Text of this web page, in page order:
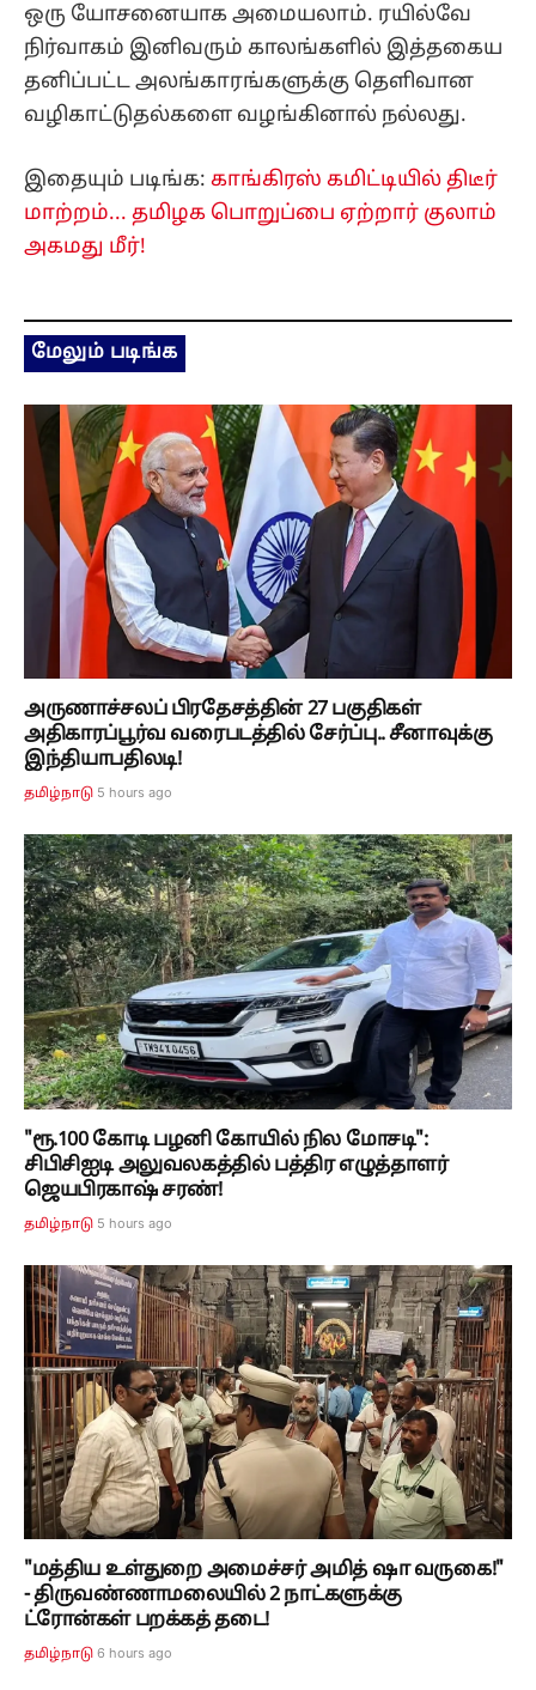
ஒரு யோசனையாக அமையலாம். ரயில்வே
நிர்வாகம் இனிவரும் காலங்களில் இத்தகைய
தனிப்பட்ட அலங்காரங்களுக்கு தெளிவான
வழிகாட்டுதல்களை வழங்கினால் நல்லது.
இதையும் படிங்க: காங்கிரஸ் கமிட்டியில் திடீர்
மாற்றம்... தமிழக பொறுப்பை ஏற்றார் குலாம்
அகமது மீர்!
மேலும் படிங்க
அருணாச்சலப் பிரதேசத்தின் 27 பகுதிகள்
அதிகாரப்பூர்வ வரைபடத்தில் சேர்ப்பு.. சீனாவுக்கு
இந்தியாபதிலடி!
தமிழ்நாடு 5 hours ago
"ரூ.100 கோடி பழனி கோயில் நில மோசடி":
சிபிசிஐடி அலுவலகத்தில் பத்திர எழுத்தாளர்
ஜெயபிரகாஷ் சரண்!
தமிழ்நாடு 5 hours ago
"மத்திய உள்துறை அமைச்சர் அமித் ஷா வருகை!"
- திருவண்ணாமலையில் 2 நாட்களுக்கு
ட்ரோன்கள் பறக்கத் தடை!
தமிழ்நாடு 6 hours ago